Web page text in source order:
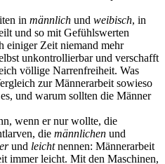
in männlich und weibisch, in
und so mit Gefühlswerten
einiger Zeit niemand mehr
unkontrollierbar und verschafft
völlige Narrenfreiheit. Was
zur Männerarbeit sowieso
und warum sollten die Männer
wenn er nur wollte, die
die männlichen und
und leichtnennen: Männerarbeit
immer leicht. Mit den Maschinen,